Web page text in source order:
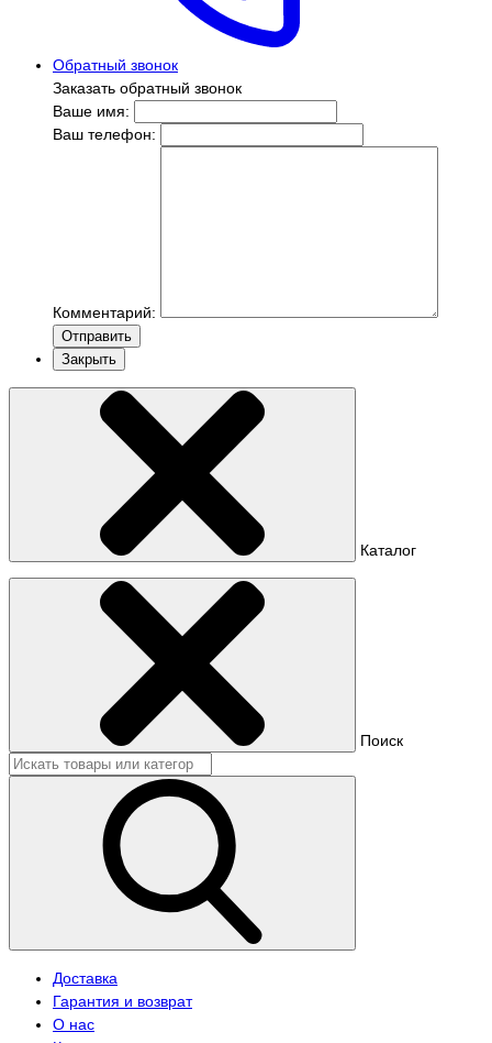
Обратный звонок
Заказать обратный звонок
Ваше имя:
Ваш телефон:
Комментарий:
Отправить
Закрыть
Каталог
Поиск
Доставка
Гарантия и возврат
О нас